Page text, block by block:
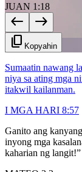
JUAN 1:18
west
east
content_copy Kopyahin
Sumaatin nawang
niya sa ating mga
itakwil kailanman.
I MGA HARI 8:57
Ganito ang
inyong mga
kaharian ng langit!”